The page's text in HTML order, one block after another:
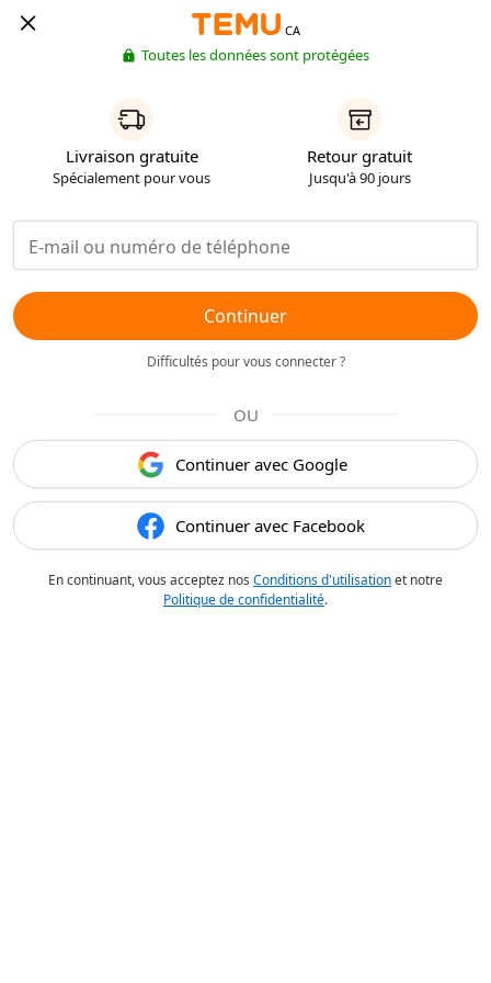
CA
Toutes les données sont protégées
Livraison gratuite
Spécialement pour vous
Retour gratuit
Jusqu'à 90 jours
Continuer
Difficultés pour vous connecter ?
OU
Continuer avec Google
Continuer avec Facebook
En continuant, vous acceptez nos Conditions d'utilisationet notre
Politique de confidentialité.